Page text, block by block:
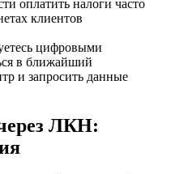
оплатить налоги часто
клиентов
цифровыми
в ближайший
и запросить данные
ЛКН: